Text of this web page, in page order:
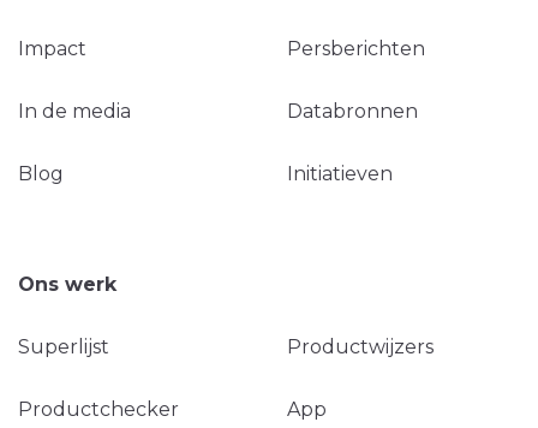
Impact Persberichten
In de media Databronnen
Blog Initiatieven
Ons werk
Superlijst Productwijzers
Productchecker App